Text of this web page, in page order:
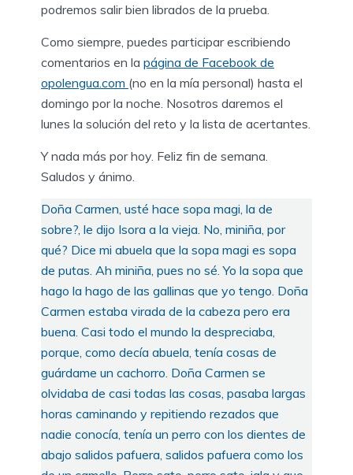
podremos salir bien librados de la prueba.
Como siempre, puedes participar escribiendo
comentarios en la página de Facebook de
opolengua.com (no en la mía personal) hasta el
domingo por la noche. Nosotros daremos el
lunes la solución del reto y la lista de acertantes.
Y nada más por hoy. Feliz fin de semana.
Saludos y ánimo.
Doña Carmen, usté hace sopa magi, la de
sobre?, le dijo Isora a la vieja. No, miniña, por
qué? Dice mi abuela que la sopa magi es sopa
de putas. Ah miniña, pues no sé. Yo la sopa que
hago la hago de las gallinas que yo tengo. Doña
Carmen estaba virada de la cabeza pero era
buena. Casi todo el mundo la despreciaba,
porque, como decía abuela, tenía cosas de
guárdame un cachorro. Doña Carmen se
olvidaba de casi todas las cosas, pasaba largas
horas caminando y repitiendo rezados que
nadie conocía, tenía un perro con los dientes de
abajo salidos pafuera, salidos pafuera como los